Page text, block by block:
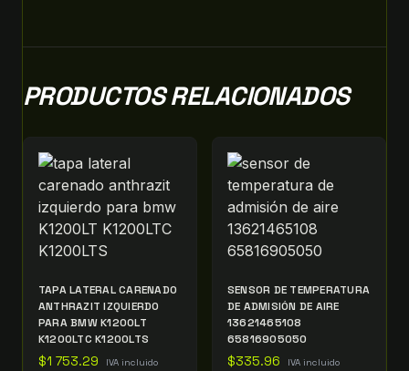
PRODUCTOS RELACIONADOS
TAPA LATERAL CARENADO
ANTHRAZIT IZQUIERDO
PARA BMW K1200LT
K1200LTC K1200LTS
$1 753.29 IVA incluido
SENSOR DE TEMPERATURA
DE ADMISIÓN DE AIRE
13621465108
65816905050
$335.96 IVA incluido